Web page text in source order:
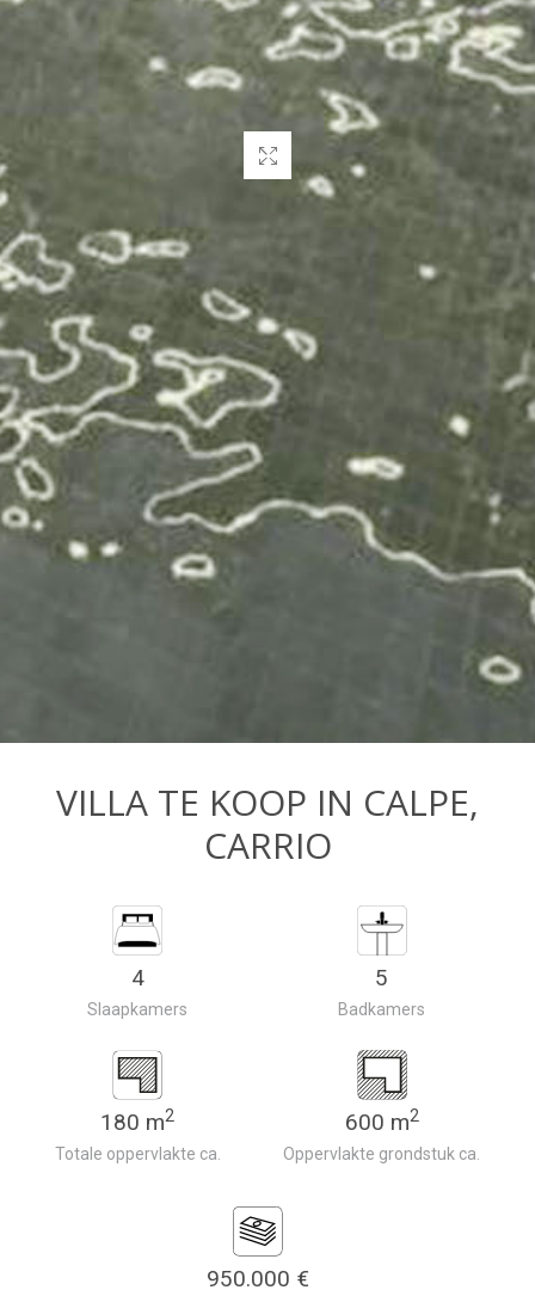
VILLA TE KOOP IN CALPE,
CARRIO
4
Slaapkamers
5
Badkamers
180 m2
Totale oppervlakte ca.
600 m2
Oppervlakte grondstuk ca.
950.000 €